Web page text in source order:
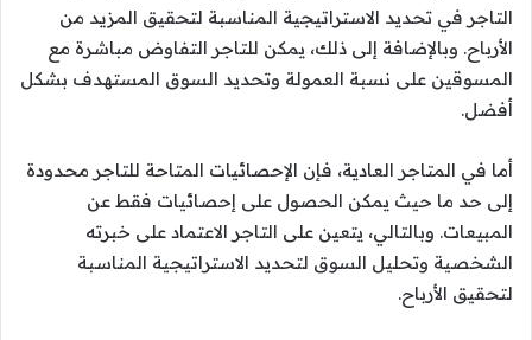
التاجر في تحديد الاستراتيجية المناسبة لتحقيق المزيد من
الأرباح. وبالإضافة إلى ذلك، يمكن للتاجر التفاوض مباشرة مع
المسوقين على نسبة العمولة وتحديد السوق المستهدف بشكل
أفضل.
أما في المتاجر العادية، فإن الإحصائيات المتاحة للتاجر محدودة
إلى حد ما حيث يمكن الحصول على إحصائيات فقط عن
المبيعات. وبالتالي، يتعين على التاجر الاعتماد على خبرته
الشخصية وتحليل السوق لتحديد الاستراتيجية المناسبة
لتحقيق الأرباح.